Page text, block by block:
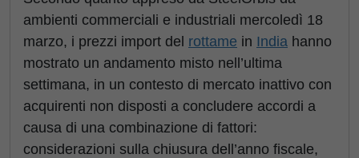
ambienti commerciali e industriali mercoledì 18
marzo, i prezzi import del rottame in India hanno
mostrato un andamento misto nell’ultima
settimana, in un contesto di mercato inattivo con
acquirenti non disposti a concludere accordi a
causa di una combinazione di fattori:
considerazioni sulla chiusura dell’anno fiscale,